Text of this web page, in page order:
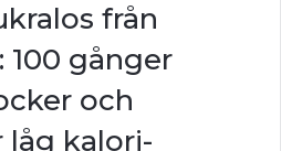
från
gånger
och
kalori-